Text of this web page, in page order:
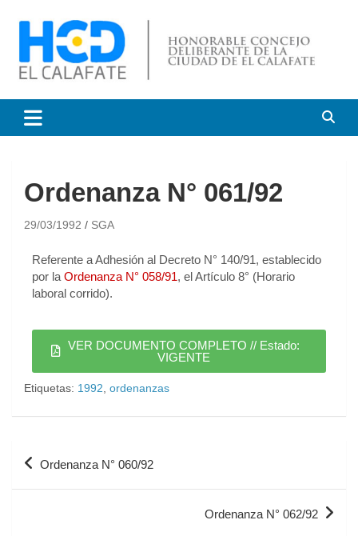
Honorable Concejo
Deliberante de El Calafate
Ordenanza N° 061/92
29/03/1992 SGA
Referente a Adhesión al Decreto N° 140/91, establecido
por la Ordenanza N° 058/91, el Artículo 8° (Horario
laboral corrido).
VER DOCUMENTO COMPLETO // Estado:
VIGENTE
Etiquetas: 1992 ordenanzas
Ordenanza N° 060/92
Ordenanza N° 062/92